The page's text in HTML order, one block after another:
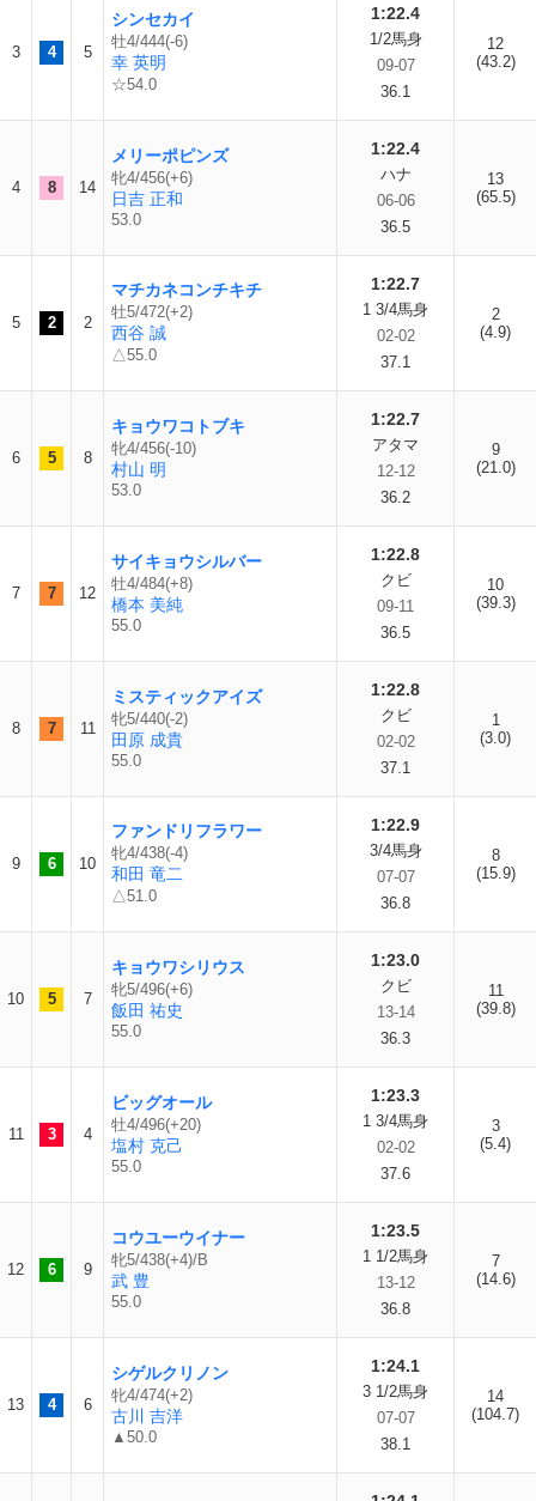
3 4 5
シンセカイ
牡4/444(-6)
幸 英明
☆54.0
1:22.4
1/2馬身
09-07
36.1
12
(43.2)
4 8 14
メリーポピンズ
牝4/456(+6)
日吉 正和
53.0
1:22.4
ハナ
06-06
36.5
13
(65.5)
5 2 2
マチカネコンチキチ
牡5/472(+2)
西谷 誠
△55.0
1:22.7
1 3/4馬身
02-02
37.1
2
(4.9)
6 5 8
キョウワコトブキ
牝4/456(-10)
村山 明
53.0
1:22.7
アタマ
12-12
36.2
9
(21.0)
7 7 12
サイキョウシルバー
牡4/484(+8)
橋本 美純
55.0
1:22.8
クビ
09-11
36.5
10
(39.3)
8 7 11
ミスティックアイズ
牝5/440(-2)
田原 成貴
55.0
1:22.8
クビ
02-02
37.1
1
(3.0)
9 6 10
ファンドリフラワー
牝4/438(-4)
和田 竜二
△51.0
1:22.9
3/4馬身
07-07
36.8
8
(15.9)
10 5 7
キョウワシリウス
牝5/496(+6)
飯田 祐史
55.0
1:23.0
クビ
13-14
36.3
11
(39.8)
11 3 4
ビッグオール
牡4/496(+20)
塩村 克己
55.0
1:23.3
1 3/4馬身
02-02
37.6
3
(5.4)
12 6 9
コウユーウイナー
牝5/438(+4)/B
武 豊
55.0
1:23.5
1 1/2馬身
13-12
36.8
7
(14.6)
13 4 6
シゲルクリノン
牝4/474(+2)
古川 吉洋
▲50.0
1:24.1
3 1/2馬身
07-07
38.1
14
(104.7)